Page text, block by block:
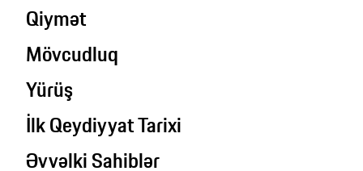
Qiymət
Mövcudluq
Yürüş
İlk Qeydiyyat Tarixi
Əvvəlki Sahiblər